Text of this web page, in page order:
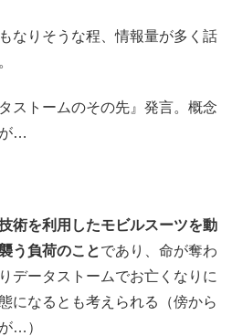
なりそうな程、情報量が多く話
ストームのその先』発言。概念
…
術を利用したモビルスーツを動
う負荷のことであり、命が奪わ
データストームでお亡くなりに
になるとも考えられる（傍から
…）